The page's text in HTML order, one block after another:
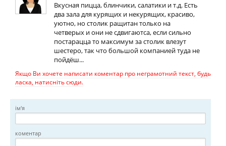
Вкусная пицца, блинчики, салатики и т.д. Есть
два зала для курящих и некурящих, красиво,
уютно, но столик ращитан только на
четверых и они не сдвигаютса, если сильно
постарацца то максимум за столик влезут
шестеро, так что большой компанией туда не
пойдёш...
Якщо Ви хочете написати коментар про неграмотний текст, будь
ласка, натисніть сюди.
ім'я
коментар